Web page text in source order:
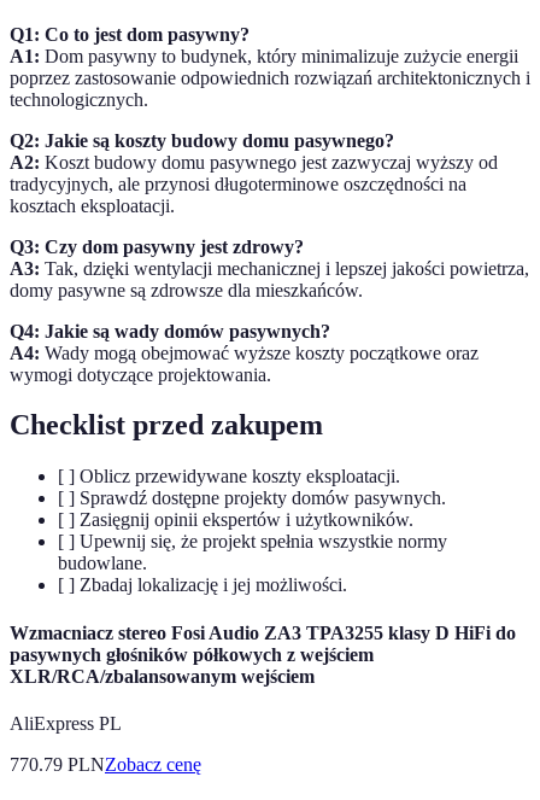
Q1: Co to jest dom pasywny?
A1: Dom pasywny to budynek, który minimalizuje zużycie energii
poprzez zastosowanie odpowiednich rozwiązań architektonicznych i
technologicznych.
Q2: Jakie są koszty budowy domu pasywnego?
A2: Koszt budowy domu pasywnego jest zazwyczaj wyższy od
tradycyjnych, ale przynosi długoterminowe oszczędności na
kosztach eksploatacji.
Q3: Czy dom pasywny jest zdrowy?
A3: Tak, dzięki wentylacji mechanicznej i lepszej jakości powietrza,
domy pasywne są zdrowsze dla mieszkańców.
Q4: Jakie są wady domów pasywnych?
A4: Wady mogą obejmować wyższe koszty początkowe oraz
wymogi dotyczące projektowania.
Checklist przed zakupem
[ ] Oblicz przewidywane koszty eksploatacji.
[ ] Sprawdź dostępne projekty domów pasywnych.
[ ] Zasięgnij opinii ekspertów i użytkowników.
[ ] Upewnij się, że projekt spełnia wszystkie normy
budowlane.
[ ] Zbadaj lokalizację i jej możliwości.
Wzmacniacz stereo Fosi Audio ZA3 TPA3255 klasy D HiFi do
pasywnych głośników półkowych z wejściem
XLR/RCA/zbalansowanym wejściem
AliExpress PL
770.79 PLNZobacz cenę